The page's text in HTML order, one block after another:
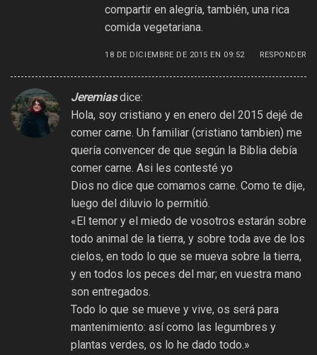
compartir en alegría, también, una rica
comida vegetariana.
18 DE DICIEMBRE DE 2015 EN 09:52 RESPONDER
Jeremias dice:
Hola, soy cristiano y en enero del 2015 dejé de
comer carne. Un familiar (cristiano tambien) me
quería convencer de que según la Biblia debía
comer carne. Asi les contesté yo
Dios no dice que comamos carne. Como te dije,
luego del diluvio lo permitió.
«El temor y el miedo de vosotros estarán sobre
todo animal de la tierra, y sobre toda ave de los
cielos, en todo lo que se mueva sobre la tierra,
y en todos los peces del mar; en vuestra mano
son entregados.
Todo lo que se mueve y vive, os será para
mantenimiento: así como las legumbres y
plantas verdes, os lo he dado todo.»